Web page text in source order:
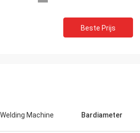
Beste Prijs
Machine Bardiameter